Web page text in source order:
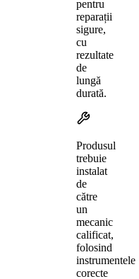
pentru
reparații
sigure,
cu
rezultate
de
lungă
durată.
Produsul
trebuie
instalat
de
către
un
mecanic
calificat,
folosind
instrumentele
corecte